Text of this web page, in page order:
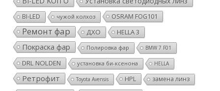
BI-LED чужой колхоз OSRAM FOG101
Ремонт фар ДХО HELLA 3
Покраска фар Полировка фар
DRL NOLDEN установка би-ксенона HELLA
Ретрофит Toyota Avensis HPL замена линз
запотевание фар OSRAM LED FOG101